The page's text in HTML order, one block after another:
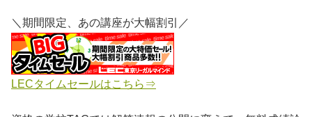
＼期間限定、あの講座が大幅割引／
LECタイムセールはこちら⇒